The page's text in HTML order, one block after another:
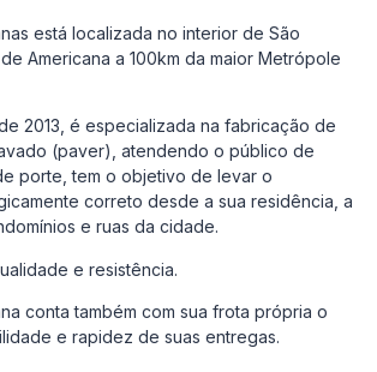
está localizada no interior de São
Americana a 100km da maior Metrópole
2013, é especializada na fabricação de
(paver), atendendo o público de
porte, tem o objetivo de levar o
correto desde a sua residência, a
e ruas da cidade.
e resistência.
conta também com sua frota própria o
e rapidez de suas entregas.